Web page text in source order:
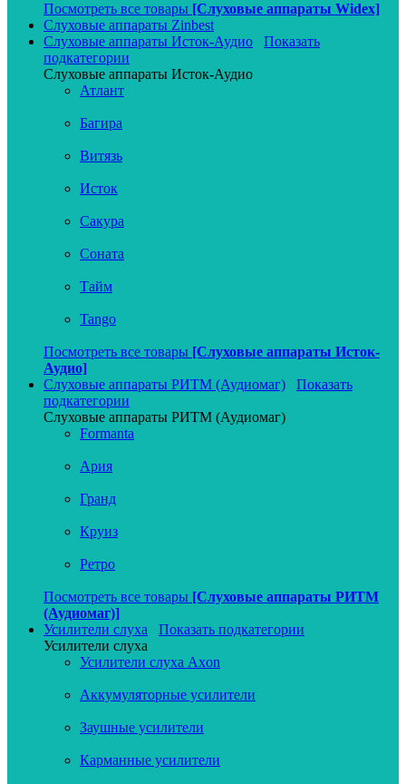
Посмотреть все товары [Слуховые аппараты Widex]
Слуховые аппараты Zinbest
Слуховые аппараты Исток-Аудио
Показать
подкатегории
Слуховые аппараты Исток-Аудио
Атлант
Багира
Витязь
Исток
Сакура
Соната
Тайм
Tango
Посмотреть все товары [Слуховые аппараты Исток-
Аудио]
Слуховые аппараты РИТМ (Аудиомаг)
Показать
подкатегории
Слуховые аппараты РИТМ (Аудиомаг)
Formanta
Ария
Гранд
Круиз
Ретро
Посмотреть все товары [Слуховые аппараты РИТМ
(Аудиомаг)]
Усилители слуха
Показать подкатегории
Усилители слуха
Усилители слуха Axon
Аккумуляторные усилители
Заушные усилители
Карманные усилители